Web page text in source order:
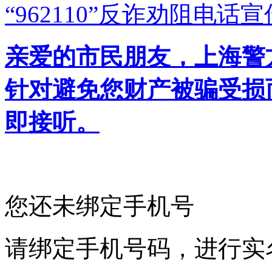
“962110”反诈劝阻电话宣
亲爱的市民朋友，上海
针对避免您财产被骗受
即接听。
您还未绑定手机号
请绑定手机号码，进行